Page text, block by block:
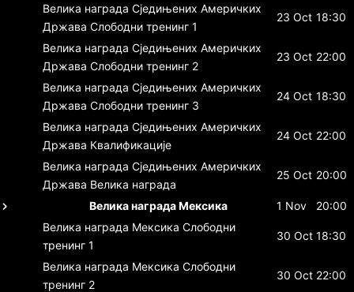
Велика награда Сједињених Америчких
Држава Слободни тренинг 1
23 Oct 18:30
Велика награда Сједињених Америчких
Држава Слободни тренинг 2
23 Oct 22:00
Велика награда Сједињених Америчких
Држава Слободни тренинг 3
24 Oct 18:30
Велика награда Сједињених Америчких
Држава Квалификације
24 Oct 22:00
Велика награда Сједињених Америчких
Држава Велика награда
25 Oct 20:00
Велика награда Мексика 1 Nov
20:00
Велика награда Мексика Слободни
тренинг 1
30 Oct 18:30
Велика награда Мексика Слободни
тренинг 2
30 Oct 22:00